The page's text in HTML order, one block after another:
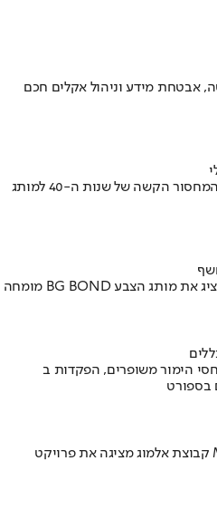
אבטחת מידע וניהול אקלים חכם
איך אסם הפכה את תקופת הצנע והמחסור הקשה של שנות ה-40 למותג
בספורט
קבוצת אלמוג מציגה את פרויקט MALA: מגדלי הפרימיום האחרונים